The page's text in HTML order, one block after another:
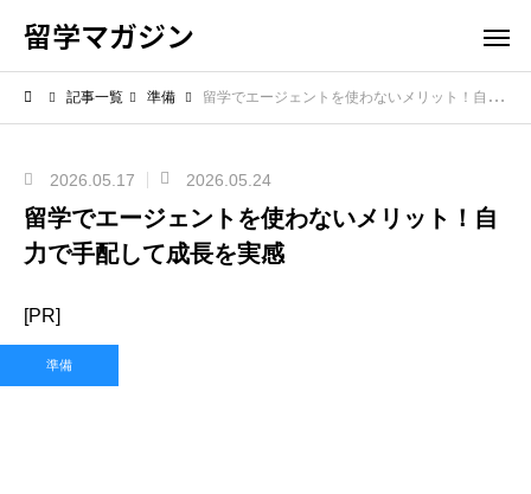
留学マガジン
記事一覧 準備 留学でエージェントを使わないメリット！自力で手配して成長を実感
2026.05.17 2026.05.24
留学でエージェントを使わないメリット！自
力で手配して成長を実感
[PR]
準備